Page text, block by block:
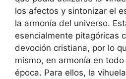
los afectos y sintonizar el
la armonía del universo.
esencialmente pitagóricas
devoción cristiana, por lo
mismo, en armonía en
época. Para ellos, la